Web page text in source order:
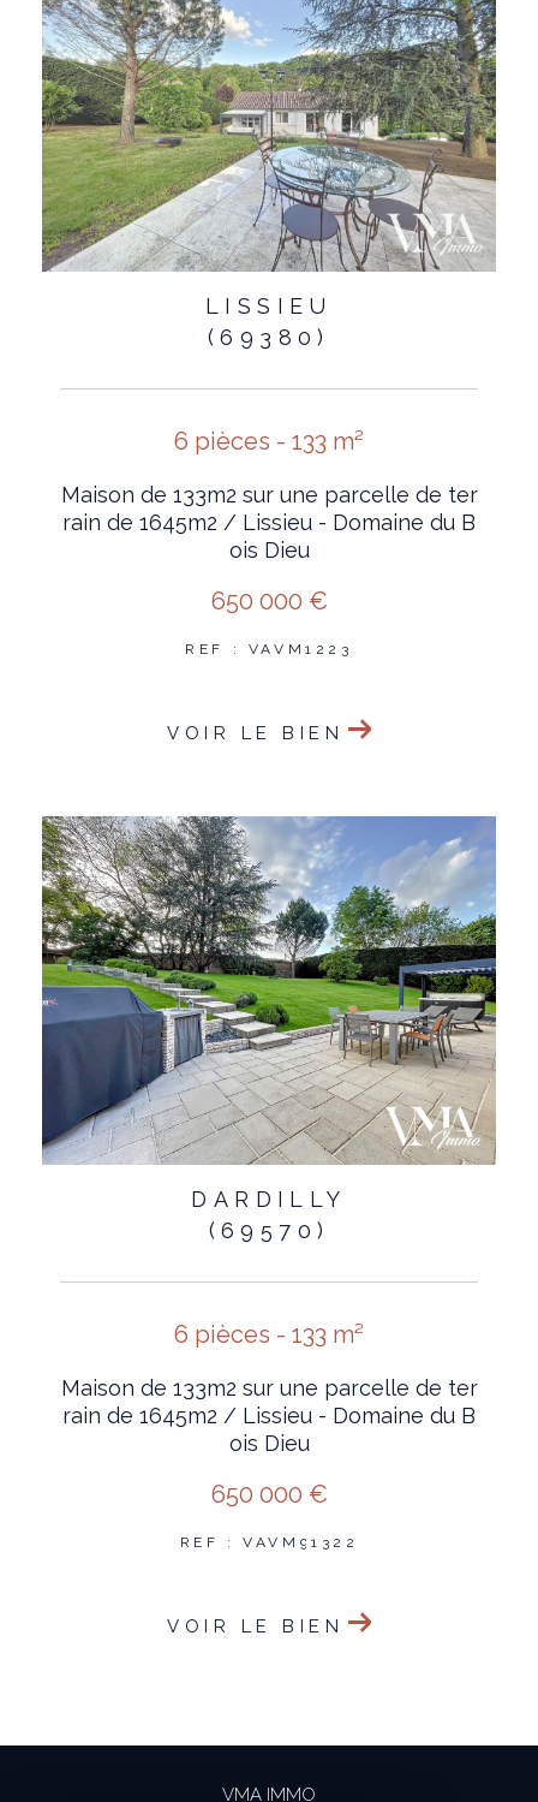
LISSIEU
(69380)
6 pièces - 133 m²
Maison de 133m2 sur une parcelle de ter
rain de 1645m2 / Lissieu - Domaine du B
ois Dieu
650 000 €
REF : VAVM1223
VOIR LE BIEN
DARDILLY
(69570)
6 pièces - 133 m²
Maison de 133m2 sur une parcelle de ter
rain de 1645m2 / Lissieu - Domaine du B
ois Dieu
650 000 €
REF : VAVM91322
VOIR LE BIEN
VMA IMMO